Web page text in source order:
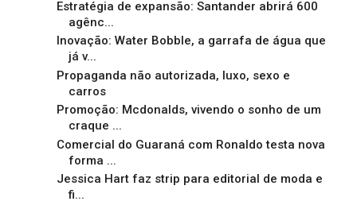
Estratégia de expansão: Santander abrirá 600
agênc...
Inovação: Water Bobble, a garrafa de água que
já v...
Propaganda não autorizada, luxo, sexo e
carros
Promoção: Mcdonalds, vivendo o sonho de um
craque ...
Comercial do Guaraná com Ronaldo testa nova
forma ...
Jessica Hart faz strip para editorial de moda e
fi...